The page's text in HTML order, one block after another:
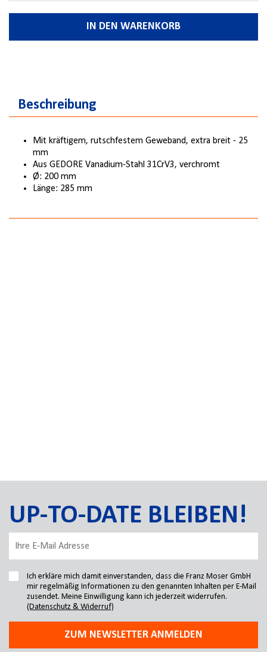
IN DEN WARENKORB
Beschreibung
Mit kräftigem, rutschfestem Geweband, extra breit - 25
mm
Aus GEDORE Vanadium-Stahl 31CrV3, verchromt
Ø: 200 mm
Länge: 285 mm
UP-TO-DATE BLEIBEN!
Ich erkläre mich damit einverstanden, dass die Franz Moser GmbH
mir regelmäßig Informationen zu den genannten Inhalten per E-Mail
zusendet. Meine Einwilligung kann ich jederzeit widerrufen.
(Datenschutz & Widerruf)
ZUM NEWSLETTER ANMELDEN